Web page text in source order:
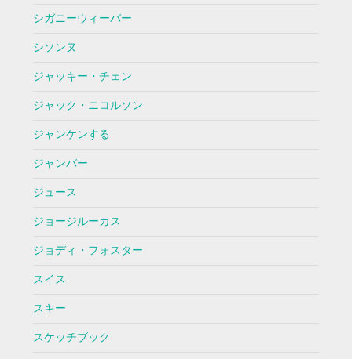
シガニーウィーバー
シソンヌ
ジャッキー・チェン
ジャック・ニコルソン
ジャンケンする
ジャンバー
ジュース
ジョージルーカス
ジョディ・フォスター
スイス
スキー
スケッチブック